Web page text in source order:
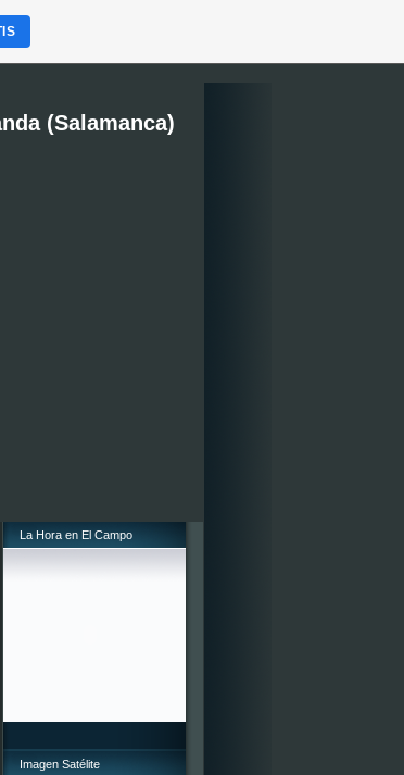
(Salamanca)
La Hora en El Campo
Imagen Satélite